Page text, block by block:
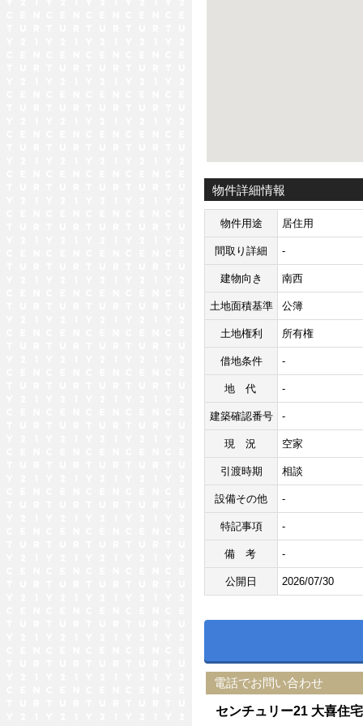
物件詳細情報
物件用途 居住用
間取り詳細 -
建物向き 南西
土地面積基準 公簿
土地権利 所有権
借地条件 -
地代 -
建築確認番号 -
現況 空家
引渡時期 相談
設備その他 -
特記事項 -
備考 -
公開日 2026/07/30
電話でお問い合わせ
センチュリー21 大喜